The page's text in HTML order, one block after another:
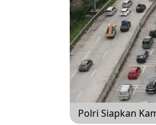
Polri Siapkan